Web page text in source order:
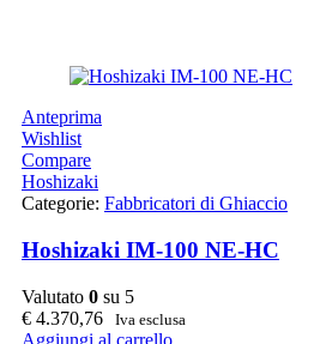
Anteprima
Wishlist
Compare
Hoshizaki
Categorie: Fabbricatori di Ghiaccio
Hoshizaki IM-100 NE-HC
Valutato 0 su 5
€ 4.370,76 Iva esclusa
Aggiungi al carrello